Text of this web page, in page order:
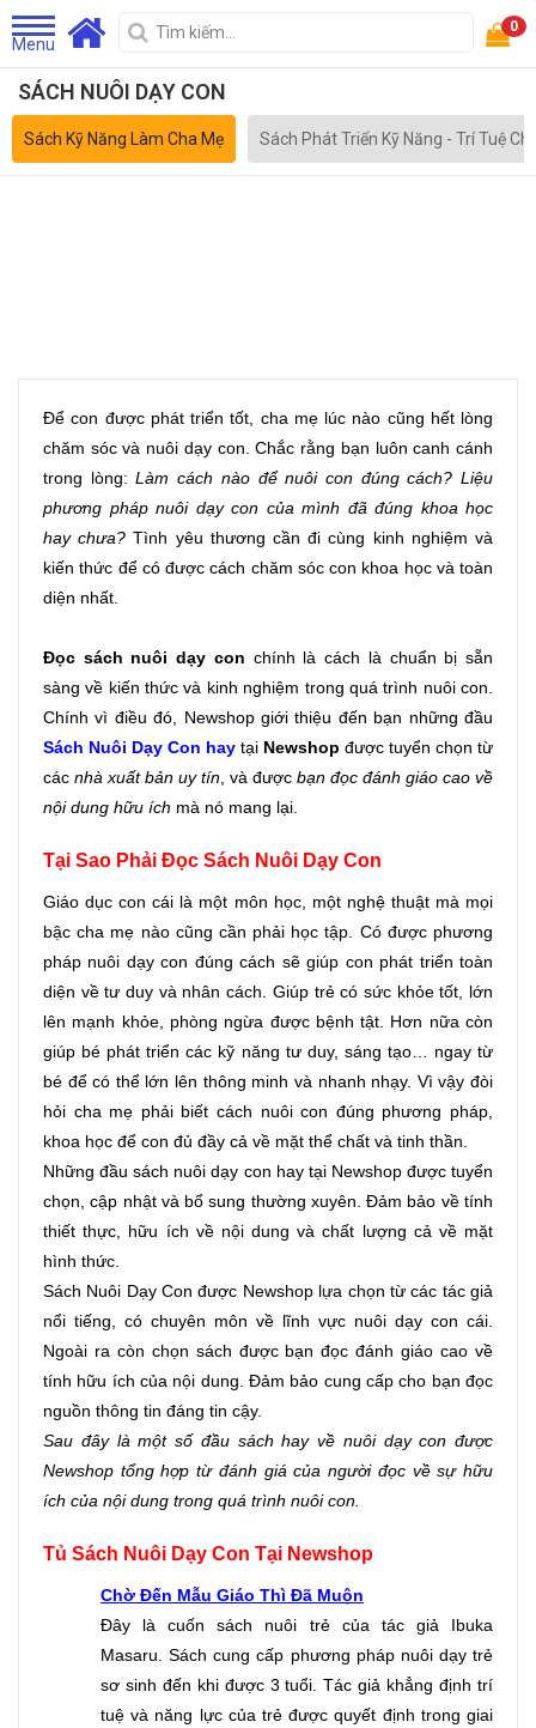
Menu
0
SÁCH NUÔI DẠY CON
Sách Kỹ Năng Làm Cha Mẹ Sách Phát Triển Kỹ Năng - Trí Tuệ
Để con được phát triển tốt, cha mẹ lúc nào cũng hết lòng
chăm sóc và nuôi dạy con. Chắc rằng bạn luôn canh cánh
trong lòng: Làm cách nào để nuôi con đúng cách? Liệu
phương pháp nuôi dạy con của mình đã đúng khoa học
hay chưa? Tình yêu thương cần đi cùng kinh nghiệm và
kiến thức để có được cách chăm sóc con khoa học và toàn
diện nhất.
Đọc sách nuôi dạy con chính là cách là chuẩn bị sẵn
sàng về kiến thức và kinh nghiệm trong quá trình nuôi con.
Chính vì điều đó, Newshop giới thiệu đến bạn những đầu
Sách Nuôi Dạy Con hay tại Newshop được tuyển chọn từ
các nhà xuất bản uy tín , và được bạn đọc đánh giáo cao về
nội dung hữu ích mà nó mang lại.
Tại Sao Phải Đọc Sách Nuôi Dạy Con
Giáo dục con cái là một môn học, một nghệ thuật mà mọi
bậc cha mẹ nào cũng cần phải học tập. Có được phương
pháp nuôi dạy con đúng cách sẽ giúp con phát triển toàn
diện về tư duy và nhân cách. Giúp trẻ có sức khỏe tốt, lớn
lên mạnh khỏe, phòng ngừa được bệnh tật. Hơn nữa còn
giúp bé phát triển các kỹ năng tư duy, sáng tạo… ngay từ
bé để có thể lớn lên thông minh và nhanh nhạy. Vì vậy đòi
hỏi cha mẹ phải biết cách nuôi con đúng phương pháp,
khoa học để con đủ đầy cả về mặt thể chất và tinh thần.
Những đầu sách nuôi dạy con hay tại Newshop được tuyển
chọn, cập nhật và bổ sung thường xuyên. Đảm bảo về tính
thiết thực, hữu ích về nội dung và chất lượng cả về mặt
hình thức.
Sách Nuôi Dạy Con được Newshop lựa chọn từ các tác giả
nổi tiếng, có chuyên môn về lĩnh vực nuôi dạy con cái.
Ngoài ra còn chọn sách được bạn đọc đánh giáo cao về
tính hữu ích của nội dung. Đảm bảo cung cấp cho bạn đọc
nguồn thông tin đáng tin cậy.
Sau đây là một số đầu sách hay về nuôi dạy con được
Newshop tổng hợp từ đánh giá của người đọc về sự hữu
ích của nội dung trong quá trình nuôi con.
Tủ Sách Nuôi Dạy Con Tại Newshop
Chờ Đến Mẫu Giáo Thì Đã Muộn
Đây là cuốn sách nuôi trẻ của tác giả Ibuka
Masaru. Sách cung cấp phương pháp nuôi dạy trẻ
sơ sinh đến khi được 3 tuổi. Tác giả khẳng định trí
tuệ và năng lực của trẻ được quyết định trong giai